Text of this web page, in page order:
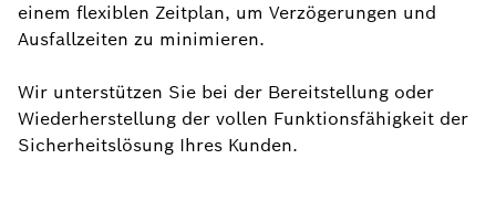
einem flexiblen Zeitplan, um Verzögerungen und
Ausfallzeiten zu minimieren.
Wir unterstützen Sie bei der Bereitstellung oder
Wiederherstellung der vollen Funktionsfähigkeit der
Sicherheitslösung Ihres Kunden.